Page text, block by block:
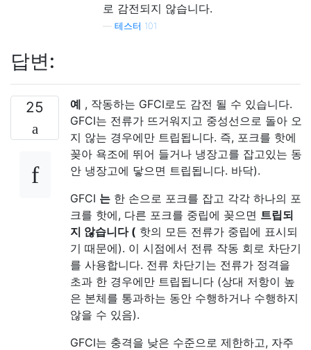
로 감전되지 않습니다.
테스터 101
답변:
25 예 , 작동하는 GFCI로도 감전 될 수 있습니다.
GFCI는 전류가 뜨거워지고 중성선으로 돌아 오
지 않는 경우에만 트립됩니다. 즉, 포크를 핫에
꽂아 욕조에 뛰어 들거나 냉장고를 잡고있는 동
안 냉장고에 닿으면 트립됩니다. 바닥).
GFCI 는 한 손으로 포크를 잡고 각각 하나의 포
크를 핫에, 다른 포크를 중립에 꽂으면 트립되
지 않습니다 ( 핫의 모든 전류가 중립에 표시되
기 때문에). 이 시점에서 전류 작동 회로 차단기
를 사용합니다. 전류 차단기는 전류가 정격을
초과 한 경우에만 트립됩니다 (상대 저항이 높
은 본체를 통과하는 동안 수행하거나 수행하지
않을 수 있음).
GFCI는 충격을 낮은 수준으로 제한하고, 자주